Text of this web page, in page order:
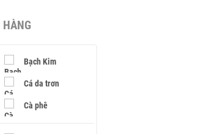
HÀNG
Bạch Kim
Cá da trơn
Cà phê